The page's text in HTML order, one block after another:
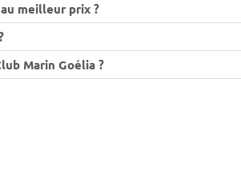
meilleur prix ?
Marin Goélia ?